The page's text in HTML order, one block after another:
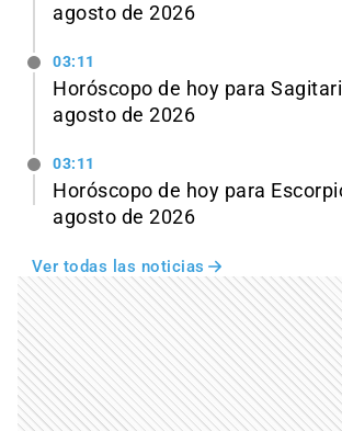
agosto de 2026
03:11
Horóscopo de hoy para
agosto de 2026
03:11
Horóscopo de hoy para
agosto de 2026
Ver todas las noticias